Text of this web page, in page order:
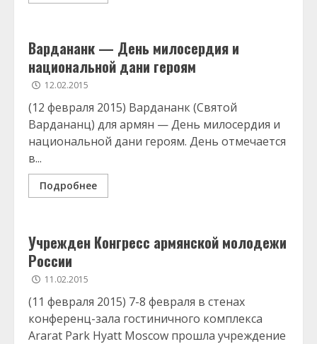
Вардананк — День милосердия и
национальной дани героям
12.02.2015
(12 февраля 2015) Вардананк (Святой
Вардананц) для армян — День милосердия и
национальной дани героям. День отмечается
в...
Подробнее
Учрежден Конгресс армянской молодежи
России
11.02.2015
(11 февраля 2015) 7-8 февраля в стенах
конференц-зала гостиничного комплекса
Ararat Park Hyatt Moscow прошла учреждение